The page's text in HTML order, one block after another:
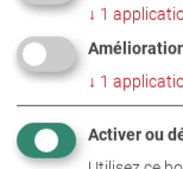
accidents
adéquats sont
l’on pense à la
pneu, une des
↓ 1
↓ 1
Activer ou